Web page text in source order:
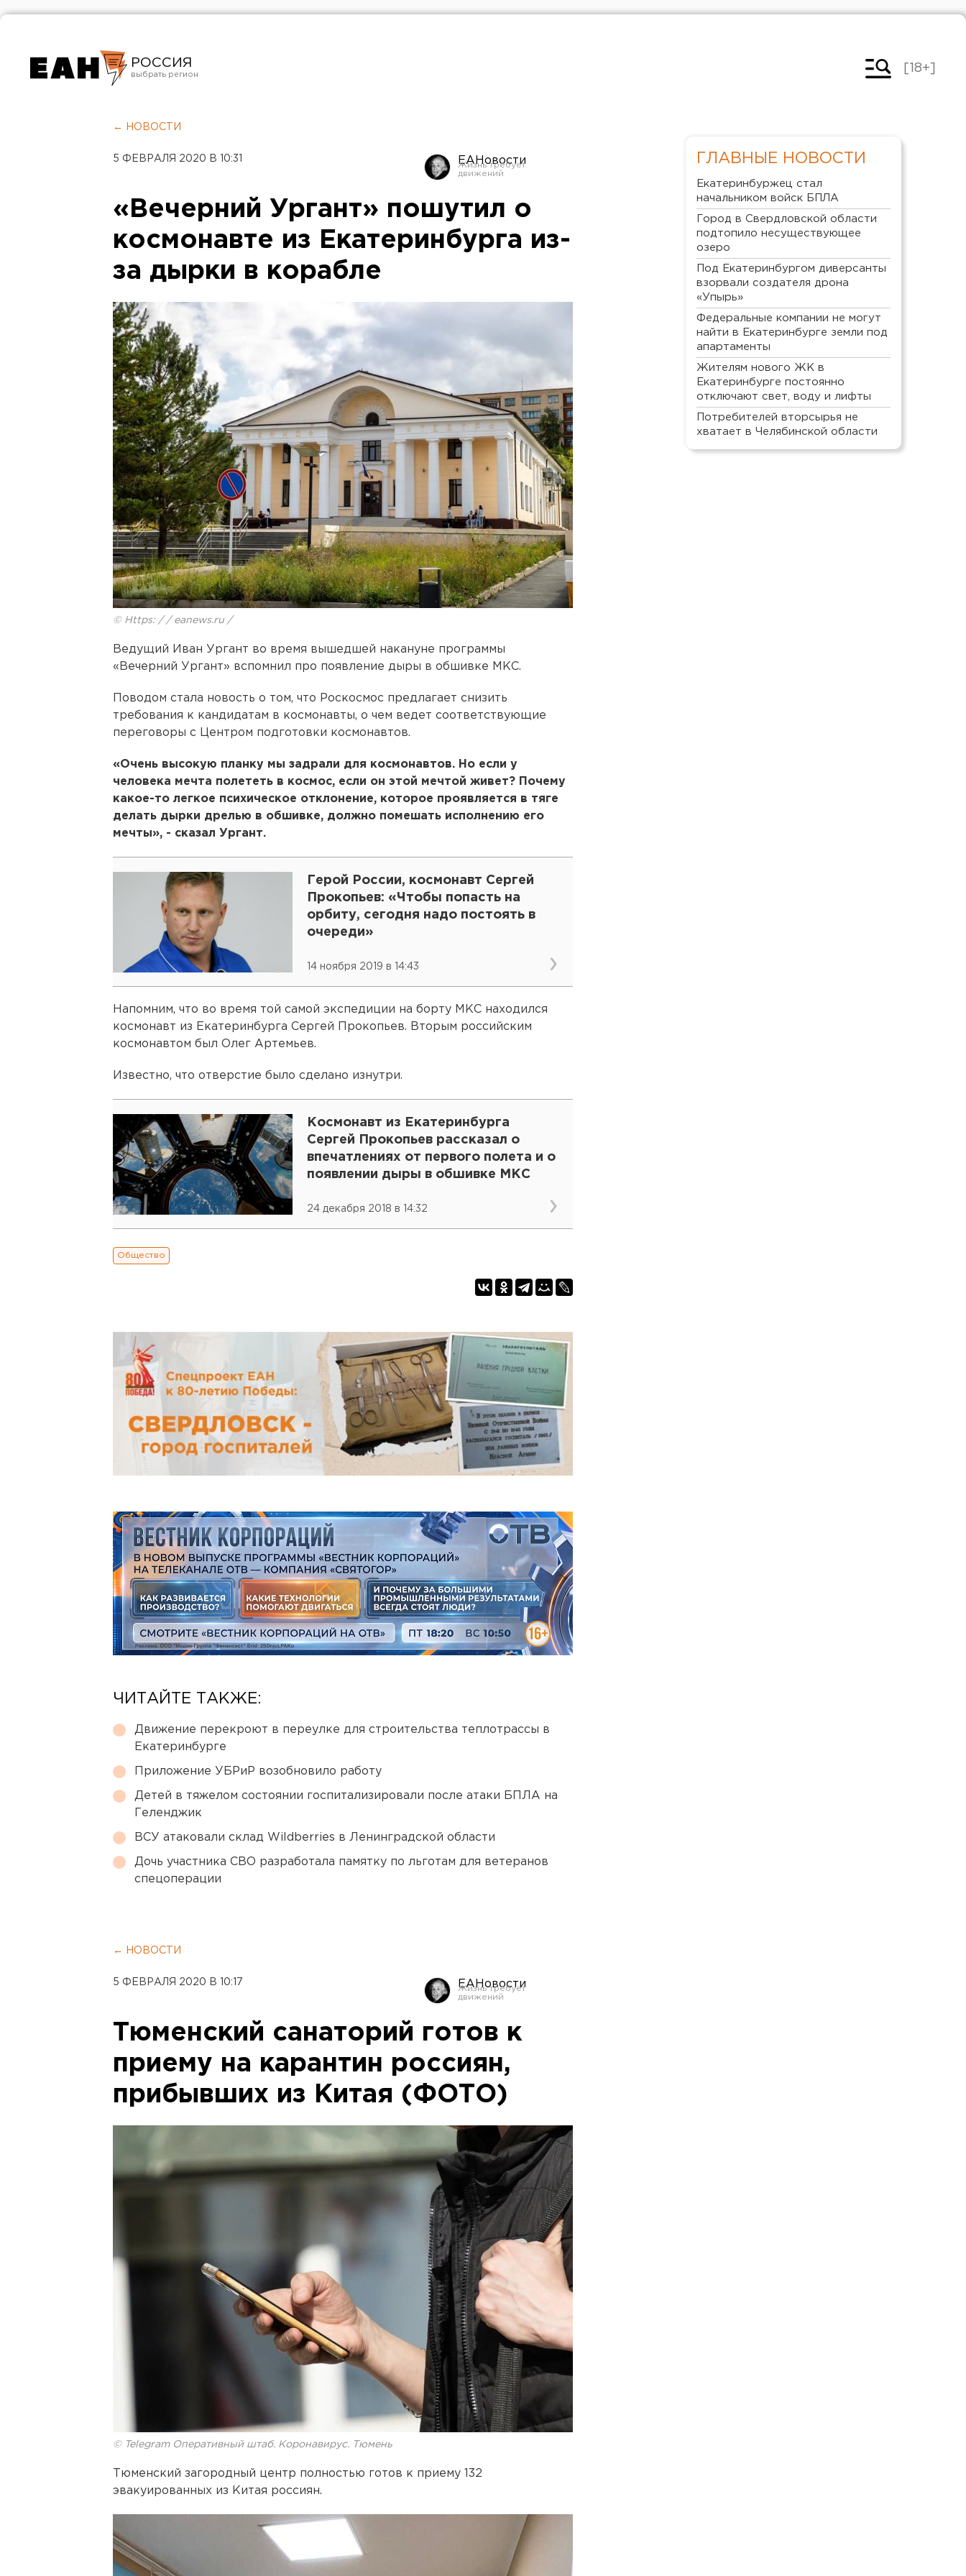
РОССИЯ
Челябинск
[18+]
← НОВОСТИ
5 ФЕВРАЛЯ 2020 В 10:31 ЕАНовости
«Вечерний Ургант» пошутил о
космонавте из Екатеринбурга из-
за дырки в корабле
© Https: / / eanews.ru /
Ведущий Иван Ургант во время вышедшей накануне программы
«Вечерний Ургант» вспомнил про появление дыры в обшивке МКС.
Поводом стала новость о том, что Роскосмос предлагает снизить
требования к кандидатам в космонавты, о чем ведет соответствующие
переговоры с Центром подготовки космонавтов.
«Очень высокую планку мы задрали для космонавтов. Но если у
человека мечта полететь в космос, если он этой мечтой живет? Почему
какое-то легкое психическое отклонение, которое проявляется в тяге
делать дырки дрелью в обшивке, должно помешать исполнению его
мечты», - сказал Ургант.
Герой России, космонавт Сергей
Прокопьев: «Чтобы попасть на
орбиту, сегодня надо постоять в
очереди»
14 ноября 2019 в 14:43
Напомним, что во время той самой экспедиции на борту МКС находился
космонавт из Екатеринбурга Сергей Прокопьев. Вторым российским
космонавтом был Олег Артемьев.
Известно, что отверстие было сделано изнутри.
Космонавт из Екатеринбурга
Сергей Прокопьев рассказал о
впечатлениях от первого полета и о
появлении дыры в обшивке МКС
24 декабря 2018 в 14:32
Общество
ЧИТАЙТЕ ТАКЖЕ:
Движение перекроют в переулке для строительства теплотрассы в
Екатеринбурге
Приложение УБРиР возобновило работу
Детей в тяжелом состоянии госпитализировали после атаки БПЛА на
Геленджик
ВСУ атаковали склад Wildberries в Ленинградской области
Дочь участника СВО разработала памятку по льготам для ветеранов
спецоперации
← НОВОСТИ
5 ФЕВРАЛЯ 2020 В 10:17 ЕАНовости
Тюменский санаторий готов к
приему на карантин россиян,
прибывших из Китая (ФОТО)
© Telegram Оперативный штаб. Коронавирус. Тюмень
Тюменский загородный центр полностью готов к приему 132
эвакуированных из Китая россиян.
ГЛАВНЫЕ НОВОСТИ
Екатеринбуржец стал
начальником войск БПЛА
Город в Свердловской области
подтопило несуществующее
озеро
Под Екатеринбургом диверсанты
взорвали создателя дрона
«Упырь»
Федеральные компании не могут
найти в Екатеринбурге земли под
апартаменты
Жителям нового ЖК в
Екатеринбурге постоянно
отключают свет, воду и лифты
Потребителей вторсырья не
хватает в Челябинской области